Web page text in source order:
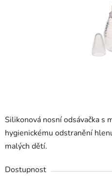
Silikonová nosní odsávačka s
hygienickému odstranění
malých dětí.
Dostupnost